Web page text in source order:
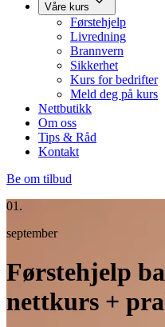
Våre kurs
Førstehjelp
Livredning
Brannvern
Sikkerhet
Kurs for bedrifter
Meld deg på kurs
Nettbutikk
Om oss
Tips & Råd
Kontakt
Be om tilbud
01.
september
Førstehjelp
nettkurs +